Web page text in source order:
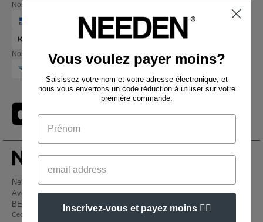
Nos partenaires financiers
Nos transporteurs
Netenders Belgium SRL
Avenue Hermann-Debroux 54, 1160, Bruxelles
BE61 3632 1629 8017
Ceci n'est PAS l'adresse de retour. Pour les retours, voir ici
Vous voulez payer moins?
Saisissez votre nom et votre adresse électronique, et
nous vous enverrons un code réduction à utiliser sur votre
première commande.
Inscrivez-vous et payez moins 👍🏼